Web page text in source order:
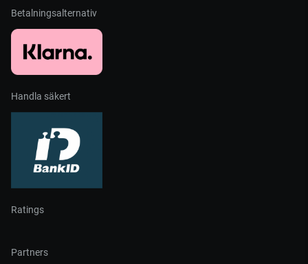
Betalningsalternativ
Handla säkert
Ratings
Partners